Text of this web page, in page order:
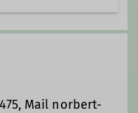
und
uns, um für
ein
Mail norbert-